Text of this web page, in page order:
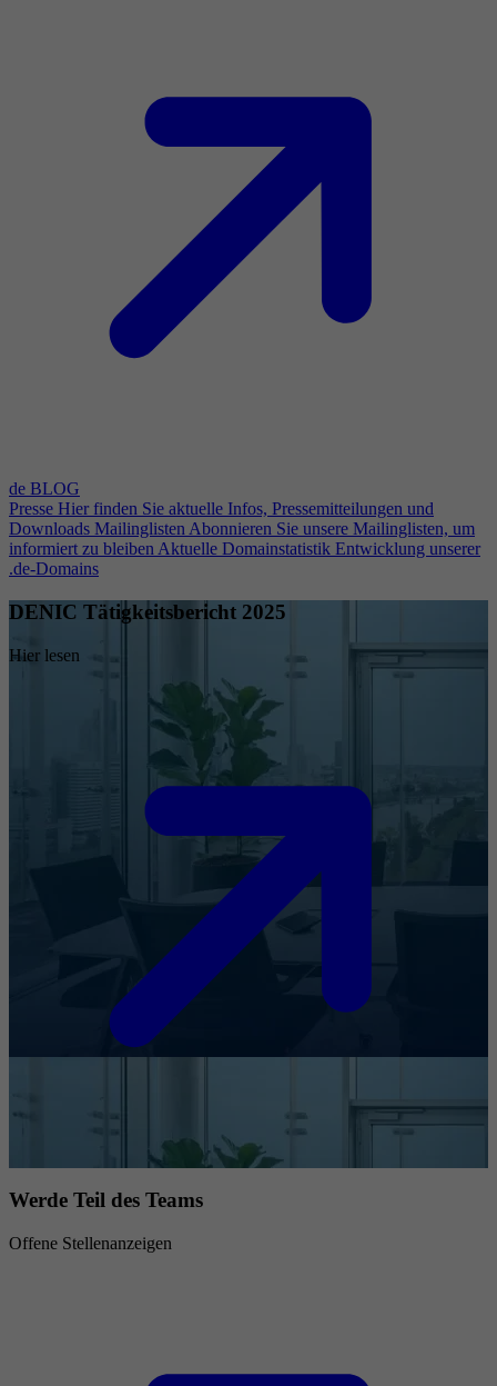
de BLOG
Presse Hier finden Sie aktuelle Infos, Pressemitteilungen und
Downloads Mailinglisten Abonnieren Sie unsere Mailinglisten, um
informiert zu bleiben Aktuelle Domainstatistik Entwicklung unserer
.de-Domains
DENIC Tätigkeitsbericht 2025
Hier lesen
Werde Teil des Teams
Offene Stellenanzeigen